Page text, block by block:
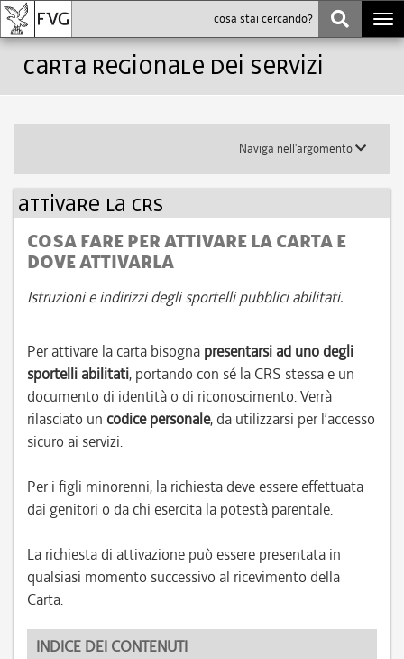
carta regionale dei servizi
Toggle
Naviga nell'argomento
Attivare la CRS
COSA FARE PER ATTIVARE LA CARTA E
DOVE ATTIVARLA
Istruzioni e indirizzi degli sportelli pubblici abilitati.
Per attivare la carta bisogna presentarsi ad uno degli
sportelli abilitati, portando con sé la CRS stessa e un
documento di identità o di riconoscimento. Verrà
rilasciato un codice personale, da utilizzarsi per l’accesso
sicuro ai servizi.
Per i figli minorenni, la richiesta deve essere effettuata
dai genitori o da chi esercita la potestà parentale.
La richiesta di attivazione può essere presentata in
qualsiasi momento successivo al ricevimento della
Carta.
INDICE DEI CONTENUTI